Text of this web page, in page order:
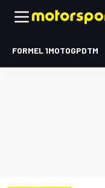
FORMEL 1MOTOGPDTM